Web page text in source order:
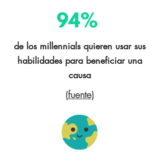
94%
de los millennials quieren usar sus
habilidades para beneficiar una
causa
(fuente)